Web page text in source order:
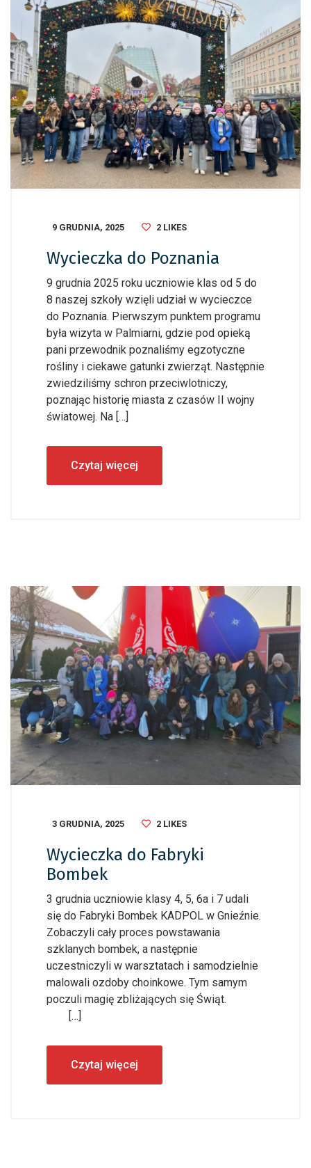
9 GRUDNIA, 2025 2 LIKES
Wycieczka do Poznania
9 grudnia 2025 roku uczniowie klas od 5 do
8 naszej szkoły wzięli udział w wycieczce
do Poznania. Pierwszym punktem programu
była wizyta w Palmiarni, gdzie pod opieką
pani przewodnik poznaliśmy egzotyczne
rośliny i ciekawe gatunki zwierząt. Następnie
zwiedziliśmy schron przeciwlotniczy,
poznając historię miasta z czasów II wojny
światowej. Na […]
Czytaj więcej
3 GRUDNIA, 2025 2 LIKES
Wycieczka do Fabryki
Bombek
3 grudnia uczniowie klasy 4, 5, 6a i 7 udali
się do Fabryki Bombek KADPOL w Gnieźnie.
Zobaczyli cały proces powstawania
szklanych bombek, a następnie
uczestniczyli w warsztatach i samodzielnie
malowali ozdoby choinkowe. Tym samym
poczuli magię zbliżających się Świąt.
[…]
Czytaj więcej